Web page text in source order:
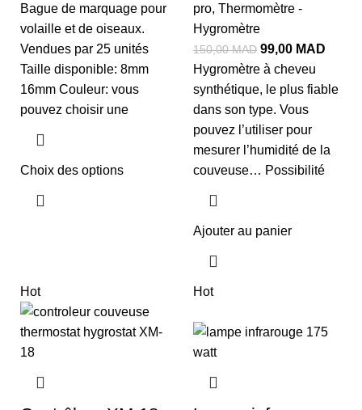
Bague de marquage pour
volaille et de oiseaux.
Vendues par 25 unités
Taille disponible: 8mm
16mm Couleur: vous
pouvez choisir une
Choix des options
pro, Thermomètre -
Hygromètre
150,00MAD 99,00 MAD
Hygromètre à cheveu
synthétique, le plus fiable
dans son type. Vous
pouvez l’utiliser pour
mesurer l’humidité de la
couveuse… Possibilité
Ajouter au panier
Hot Hot